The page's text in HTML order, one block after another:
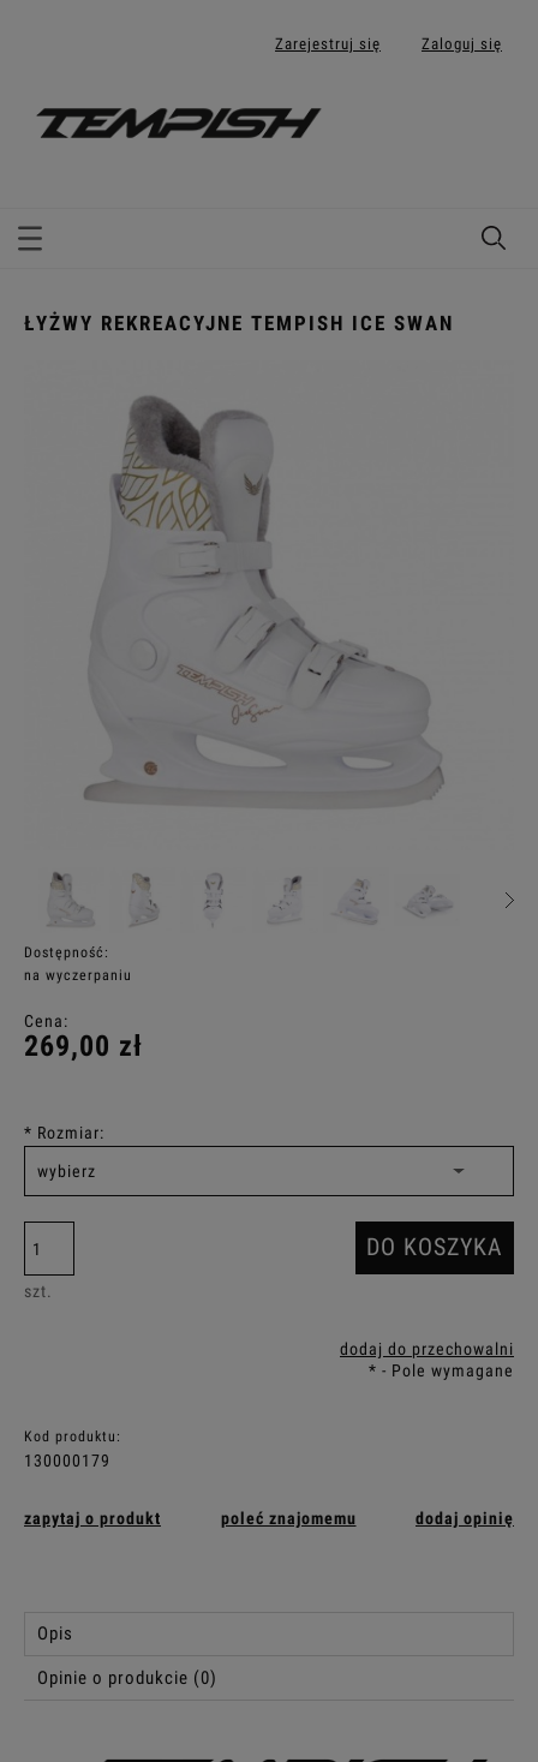
Zarejestruj się Zaloguj się
ŁYŻWY REKREACYJNE TEMPISH ICE SWAN
Dostępność:
na wyczerpaniu
Cena:
269,00 zł
* Rozmiar:
szt.
DO KOSZYKA
dodaj do przechowalni
* - Pole wymagane
Kod produktu:
130000179
zapytaj o produkt poleć znajomemu dodaj opinię
Opis
Opinie o produkcie (0)